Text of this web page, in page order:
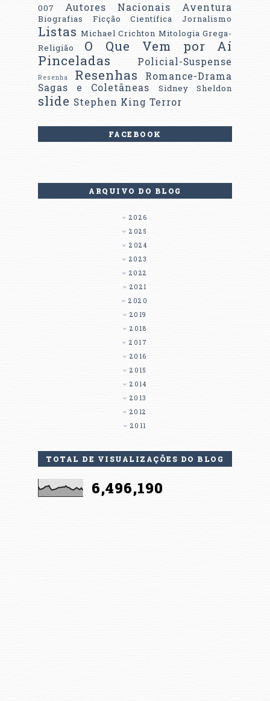
007 Autores Nacionais Aventura
Biografias Ficção Científica Jornalismo
Listas Michael Crichton Mitologia Grega-
Religião
O Que Vem por Aí
Pinceladas
Policial-Suspense
Resenha Resenhas
Romance-Drama
Sagas e Coletâneas
Sidney Sheldon
slide Stephen King Terror
FACEBOOK
ARQUIVO DO BLOG
2026
2025
2024
2023
2022
2021
2020
2019
2018
2017
2016
2015
2014
2013
2012
2011
TOTAL DE VISUALIZAÇÕES DO BLOG
6,496,190